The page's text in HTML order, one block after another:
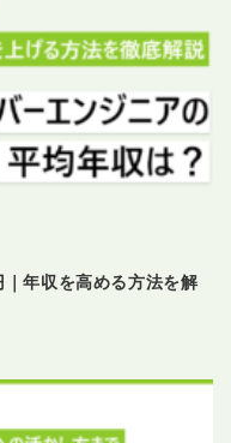
年収を高める方法を解